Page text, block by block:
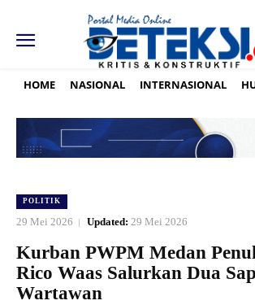
HOME NASIONAL INTERNASIONAL
POLITIK
29 Mei 2026 Updated: 29 Mei 2026
Kurban PWPM Medan
Rico Waas Salurkan Dua
Wartawan